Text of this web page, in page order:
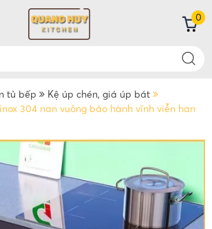
0
tủ bếp
Kệ úp chén, giá úp bát
304 nan vuông bảo hành vĩnh viễn han